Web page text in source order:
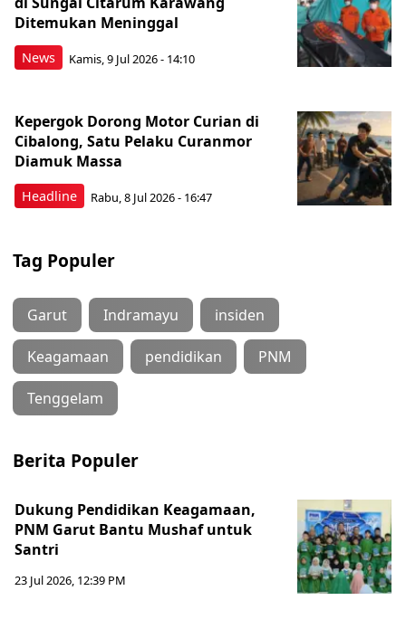
News
Ditemukan Meninggal
Kamis, 9 Jul 2026 - 14:10
Headline
Kepergok Dorong Motor Curian di
Cibalong, Satu Pelaku Curanmor
Diamuk Massa
Rabu, 8 Jul 2026 - 16:47
Tag Populer
Garut Indramayu insiden
Keagamaan pendidikan PNM
Tenggelam
Berita Populer
Dukung Pendidikan Keagamaan,
PNM Garut Bantu Mushaf untuk
Santri
23 Jul 2026, 12:39 PM